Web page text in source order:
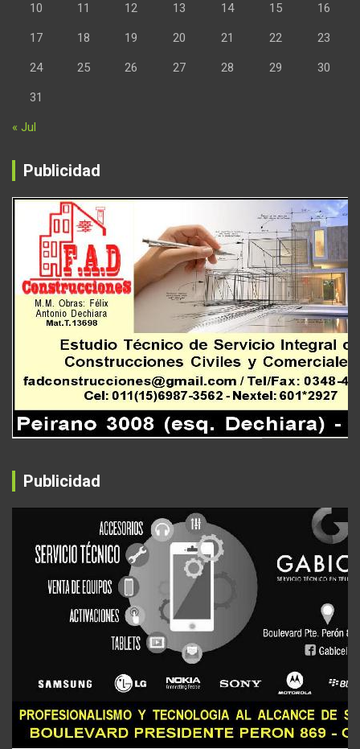
10 11 12 13 14 15 16
17 18 19 20 21 22 23
24 25 26 27 28 29 30
31
« Jul
Publicidad
Publicidad